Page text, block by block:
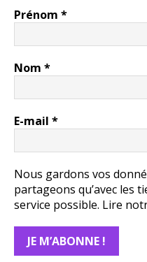
Prénom *
Nom *
E-mail *
Nous gardons vos
partageons qu’avec les
service possible. Lire